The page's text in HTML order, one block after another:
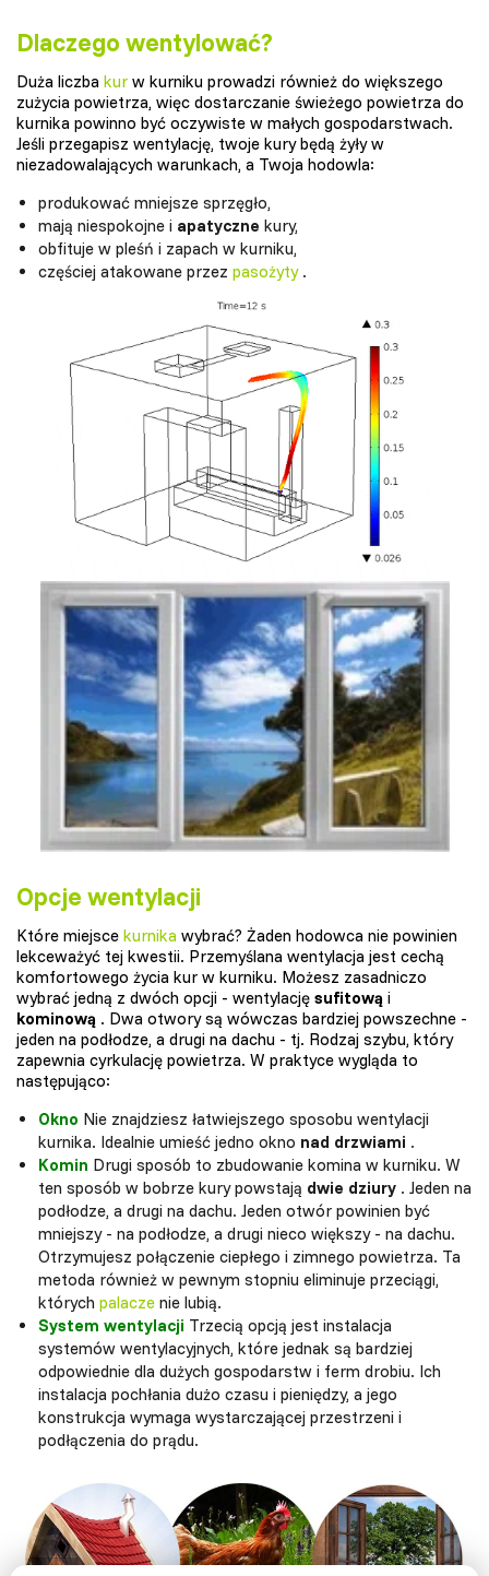
Dlaczego wentylować?
Duża liczba kur w kurniku prowadzi również do większego
zużycia powietrza, więc dostarczanie świeżego powietrza do
kurnika powinno być oczywiste w małych gospodarstwach.
Jeśli przegapisz wentylację, twoje kury będą żyły w
niezadowalających warunkach, a Twoja hodowla:
produkować mniejsze sprzęgło,
mają niespokojne i apatyczne kury,
obfituje w pleśń i zapach w kurniku,
częściej atakowane przez pasożyty.
Opcje wentylacji
Które miejsce kurnika wybrać? Żaden hodowca nie powinien
lekceważyć tej kwestii. Przemyślana wentylacja jest cechą
komfortowego życia kur w kurniku. Możesz zasadniczo
wybrać jedną z dwóch opcji - wentylację sufitową i
kominową . Dwa otwory są wówczas bardziej powszechne -
jeden na podłodze, a drugi na dachu - tj. Rodzaj szybu, który
zapewnia cyrkulację powietrza. W praktyce wygląda to
następująco:
Okno Nie znajdziesz łatwiejszego sposobu wentylacji
kurnika. Idealnie umieść jedno okno nad drzwiami .
Komin Drugi sposób to zbudowanie komina w kurniku. W
ten sposób w bobrze kury powstają dwie dziury . Jeden na
podłodze, a drugi na dachu. Jeden otwór powinien być
mniejszy - na podłodze, a drugi nieco większy - na dachu.
Otrzymujesz połączenie ciepłego i zimnego powietrza. Ta
metoda również w pewnym stopniu eliminuje przeciągi,
których palacze nie lubią.
System wentylacji Trzecią opcją jest instalacja
systemów wentylacyjnych, które jednak są bardziej
odpowiednie dla dużych gospodarstw i ferm drobiu. Ich
instalacja pochłania dużo czasu i pieniędzy, a jego
konstrukcja wymaga wystarczającej przestrzeni i
podłączenia do prądu.